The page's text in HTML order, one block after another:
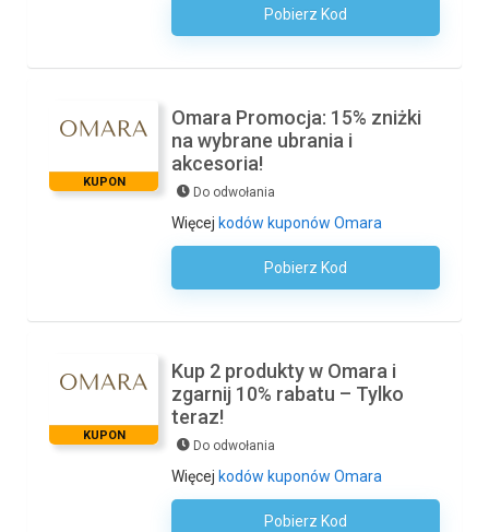
Pobierz Kod
Kod Nie Jest Wymagany
KUPON
Omara Promocja: 15% zniżki
na wybrane ubrania i
akcesoria!
Do odwołania
Więcej kodów kuponów Omara
Pobierz Kod
Kod Nie Jest Wymagany
KUPON
Kup 2 produkty w Omara i
zgarnij 10% rabatu – Tylko
teraz!
Do odwołania
Więcej kodów kuponów Omara
Pobierz Kod
Kod Nie Jest Wymagany